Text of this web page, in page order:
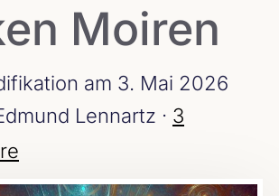
Moiren
am 3. Mai 2026
Lennartz · 3